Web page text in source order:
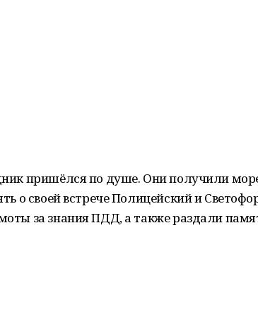
пришёлся по душе. Они получили
о своей встрече Полицейский и
за знания ПДД, а также раздали